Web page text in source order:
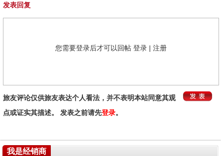
发表回复
您需要登录后才可以回帖 登录 | 注册
旅友评论仅供旅友表达个人看法，并不表明本站同意其观
点或证实其描述。 发表之前请先登录。
我是经销商